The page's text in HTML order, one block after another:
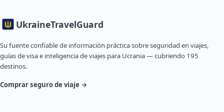
UkraineTravelGuard
Su fuente confiable de información práctica sobre seguridad en viajes,
guías de visa e inteligencia de viajes para Ucrania — cubriendo 195
destinos.
Comprar seguro de viaje →